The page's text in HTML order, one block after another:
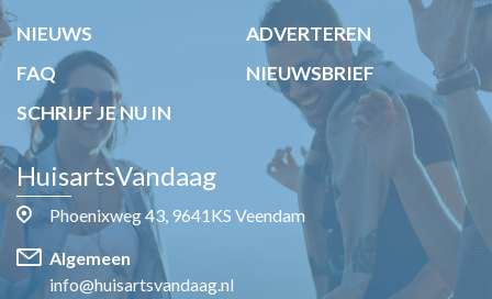
NIEUWS
ADVERTEREN
FAQ
NIEUWSBRIEF
SCHRIJF JE NU IN
HuisartsVandaag
Phoenixweg 43, 9641KS Veendam
Algemeen
info@huisartsvandaag.nl